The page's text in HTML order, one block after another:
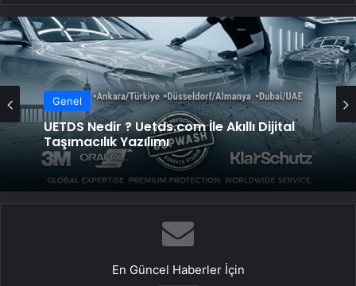
Genel
UETDS Nedir ? Uetds.com İle Akıllı Dijital
Taşımacılık Yazılımı
En Güncel Haberler İçin